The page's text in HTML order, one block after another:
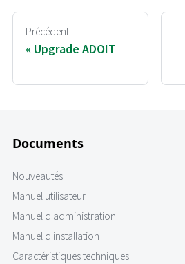
Précédent
Upgrade ADOIT
Documents
Nouveautés
Manuel utilisateur
Manuel d'administration
Manuel d'installation
Caractéristiques techniques